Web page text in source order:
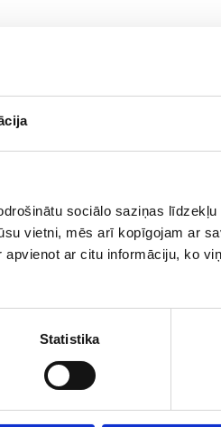
sociālo saziņas
vietni, mēs arī kopīgojam ar
ar citu informāciju, ko
Statistika